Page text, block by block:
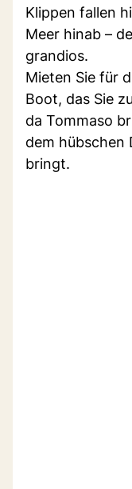
Klippen fallen
Meer hinab –
grandios.
Mieten Sie für
Boot, das Sie
da Tommaso
dem hübschen
bringt.